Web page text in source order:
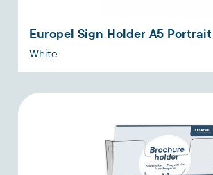
Europel Sign Holder A5
White